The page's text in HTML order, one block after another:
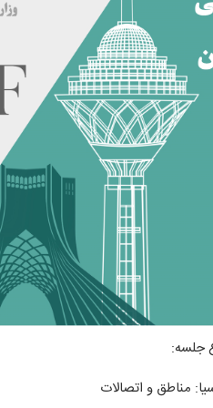
جلسه:
مناطق و اتصالات